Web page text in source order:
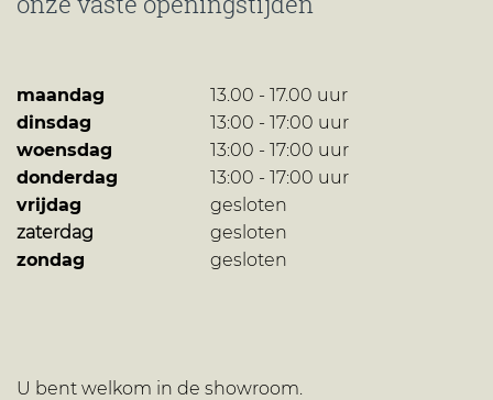
maandag
13.00 - 17.00 uur
dinsdag
13:00 - 17:00 uur
woensdag
13:00 - 17:00 uur
donderdag
13:00 - 17:00 uur
vrijdag
gesloten
zaterdag
gesloten
zondag
gesloten
U bent welkom in de showroom.